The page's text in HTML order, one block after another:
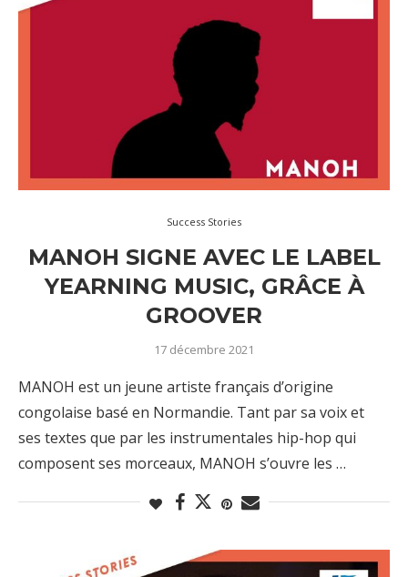
Success Stories
MANOH SIGNE AVEC LE LABEL
YEARNING MUSIC, GRÂCE À
GROOVER
17 décembre 2021
MANOH est un jeune artiste français d’origine
congolaise basé en Normandie. Tant par sa voix et
ses textes que par les instrumentales hip-hop qui
composent ses morceaux, MANOH s’ouvre les …